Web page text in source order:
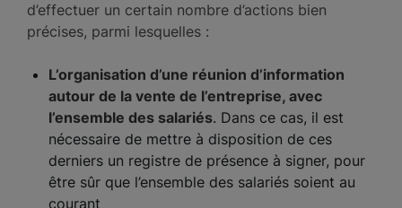
d’effectuer un certain nombre d’actions bien
précises, parmi lesquelles :
L’organisation d’une réunion d’information
autour de la vente de l’entreprise, avec
l’ensemble des salariés. Dans ce cas, il est
nécessaire de mettre à disposition de ces
derniers un registre de présence à signer, pour
être sûr que l’ensemble des salariés soient au
courant